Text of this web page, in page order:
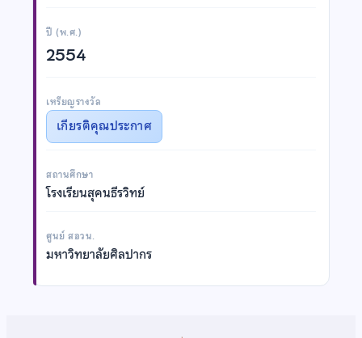
ปี (พ.ศ.)
2554
เหรียญรางวัล
เกียรติคุณประกาศ
สถานศึกษา
โรงเรียนสุคนธีรวิทย์
ศูนย์ สอวน.
มหาวิทยาลัยศิลปากร